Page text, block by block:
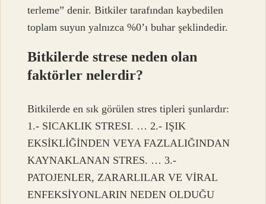
terleme” denir. Bitkiler tarafından kaybedilen
toplam suyun yalnızca %0’ı buhar şeklindedir.
Bitkilerde strese neden olan
faktörler nelerdir?
Bitkilerde en sık görülen stres tipleri şunlardır:
1.- SICAKLIK STRESI. … 2.- IŞIK
EKSİKLİĞİNDEN VEYA FAZLALIĞINDAN
KAYNAKLANAN STRES. … 3.-
PATOJENLER, ZARARLILAR VE VİRAL
ENFEKSİYONLARIN NEDEN OLDUĞU